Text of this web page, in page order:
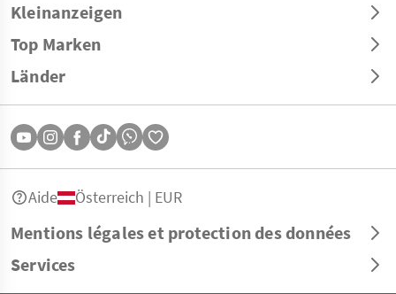
Kleinanzeigen
Top Marken
Länder
Mentions légales et protection des données
Services
Aide Österreich | EUR